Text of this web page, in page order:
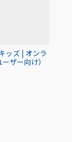
ッズ | オンラ
ザー向け）